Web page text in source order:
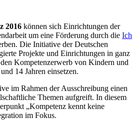
2016 können sich Einrichtungen der
um eine Förderung durch die Ich
Die Initiative der Deutschen
Projekte und Einrichtungen in ganz
Kompetenzerwerb von Kindern und
14 Jahren einsetzen.
im Rahmen der Ausschreibung einen
Themen aufgreift. In diesem
„Kompetenz kennt keine
im Fokus.